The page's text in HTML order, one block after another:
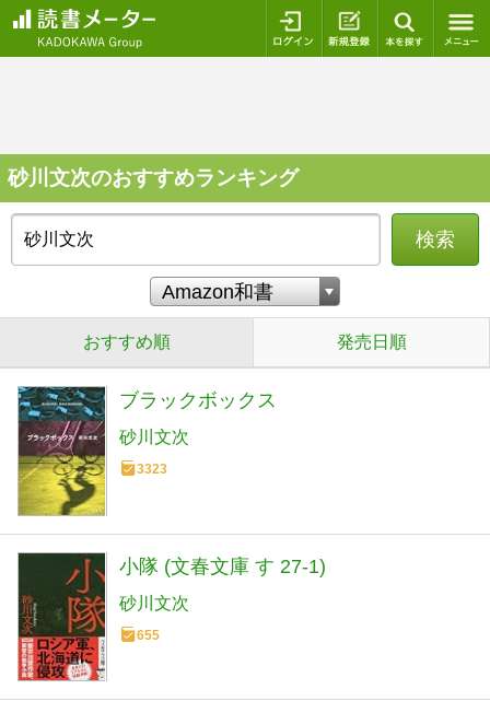
ログイン 新規登録
砂川文次のおすすめランキング
検索
おすすめ順 発売日順
ブラックボックス
砂川文次
3323
小隊 (文春文庫 す 27-1)
砂川文次
655